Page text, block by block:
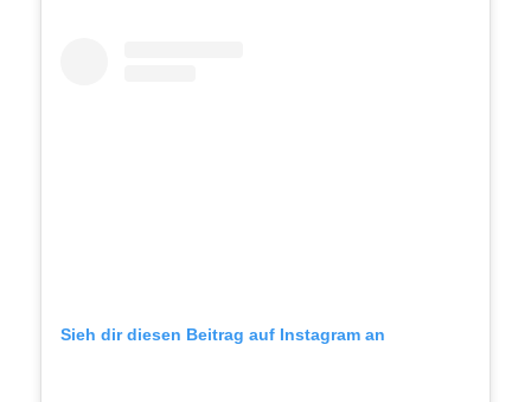
Sieh dir diesen Beitrag auf Instagram an